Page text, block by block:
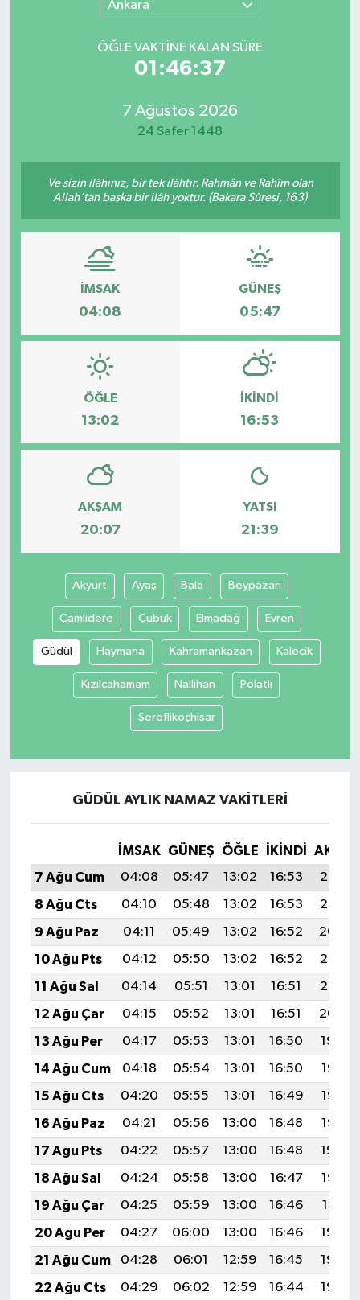
Ankara
ÖĞLE VAKTİNE KALAN SÜRE
01:46:37
7 Ağustos 2026
24 Safer 1448
Ve sizin ilâhınız, bir tek ilâhtır. Rahmân ve Rahîm olan
Allah’tan başka bir ilâh yoktur. (Bakara Sûresi, 163)
İMSAK
04:08
GÜNEŞ
05:47
ÖĞLE
13:02
İKINDI
16:53
AKŞAM
20:07
YATSI
21:39
Akyurt Ayaş Bala Beypazarı
Çamlıdere Çubuk Elmadağ Evren
Güdül Haymana Kahramankazan Kalecik
Kızılcahamam Nallıhan Polatlı
Şereflikoçhisar
GÜDÜL AYLIK NAMAZ VAKITLERI
İMSAK GÜNEŞ ÖĞLE İKINDI
7 Ağu Cum
04:08 05:47 13:02 16:53
20:07
8 Ağu Cts
04:10 05:48 13:02 16:53
20:05
9 Ağu Paz
04:11 05:49 13:02 16:52
20:04
10 Ağu Pts
04:12 05:50 13:02 16:52
20:03
11 Ağu Sal
04:14 05:51 13:01 16:51
20:02
12 Ağu Çar
04:15 05:52 13:01 16:51
20:00
13 Ağu Per
04:17 05:53 13:01 16:50
19:59
14 Ağu Cum
04:18 05:54 13:01 16:50
19:58
15 Ağu Cts
04:20 05:55 13:01 16:49
19:56
16 Ağu Paz
04:21 05:56 13:00 16:48
19:55
17 Ağu Pts
04:22 05:57 13:00 16:48
19:54
18 Ağu Sal
04:24 05:58 13:00 16:47
19:52
19 Ağu Çar
04:25 05:59 13:00 16:46
19:51
20 Ağu Per
04:27 06:00 13:00 16:46
19:49
21 Ağu Cum
04:28 06:01 12:59 16:45
19:48
22 Ağu Cts
04:29 06:02 12:59 16:44
19:46
YARIŞMA/ETKİNLİKLER
MEVZUAT/KARARLAR